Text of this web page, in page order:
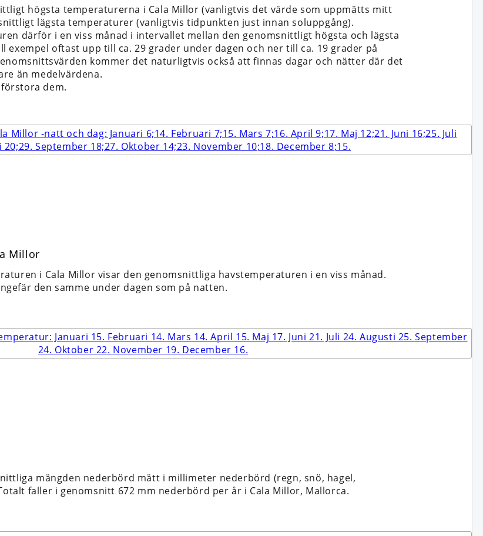
högsta temperaturerna i Cala Millor (vanligtvis det värde som uppmätts mitt
lägsta temperaturer (vanligtvis tidpunkten just innan soluppgång).
därför i en viss månad i intervallet mellan den genomsnittligt högsta och lägsta
exempel oftast upp till ca. 29 grader under dagen och ner till ca. 19 grader på
kommer det naturligtvis också att finnas dagar och nätter där det
än medelvärdena.
dem.
Millor
i Cala Millor visar den genomsnittliga havstemperaturen i en viss månad.
den samme under dagen som på natten.
mängden nederbörd mätt i millimeter nederbörd (regn, snö, hagel,
faller i genomsnitt 672 mm nederbörd per år i Cala Millor, Mallorca.